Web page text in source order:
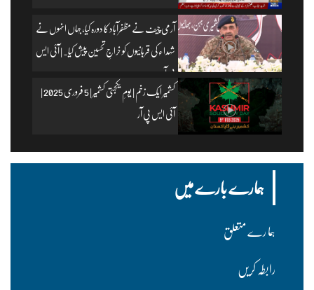
آرمی چیف نے مظفرآباد کا دورہ کیا، جہاں انہوں نے
شہداء کی قربانیوں کو خراجِ تحسین پیش کیا۔ | آئی ایس
پی آر
کشمیر ایک زخم | یومِ یکجہتی کشمیر | 5 فروری 2025 |
آئی ایس پی آر
ہمارے بارے میں
ہما رے متعلق
رابطہ کریں